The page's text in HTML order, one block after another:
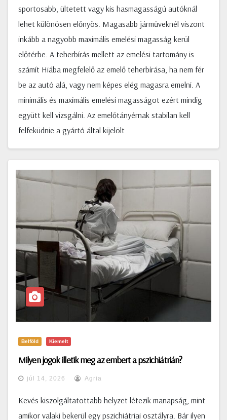
sportosabb, ültetett vagy kis hasmagasságú autóknál
lehet különösen előnyös. Magasabb járműveknél viszont
inkább a nagyobb maximális emelési magasság kerül
előtérbe. A teherbírás mellett az emelési tartomány is
számít Hiába megfelelő az emelő teherbírása, ha nem fér
be az autó alá, vagy nem képes elég magasra emelni. A
minimális és maximális emelési magasságot ezért mindig
együtt kell vizsgálni. Az emelőtányérnak stabilan kell
felfeküdnie a gyártó által kijelölt
Belföld Kiemelt
Milyen jogok illetik meg az embert a pszichiátrián?
júl 14, 2026 Agria
Kevés kiszolgáltatottabb helyzet létezik manapság, mint
amikor valaki bekerül egy pszichiátriai osztályra. Bár ilyen